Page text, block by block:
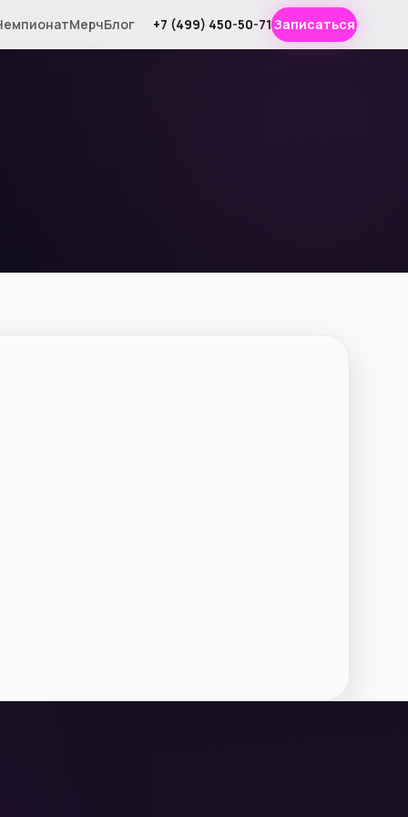
МерчБлог +7 (499) 450-50-71 Записаться